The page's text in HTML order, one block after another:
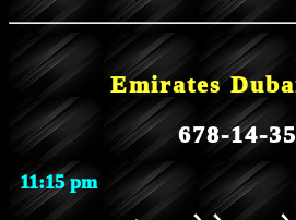
Emirates
678-14-
11:15 pm